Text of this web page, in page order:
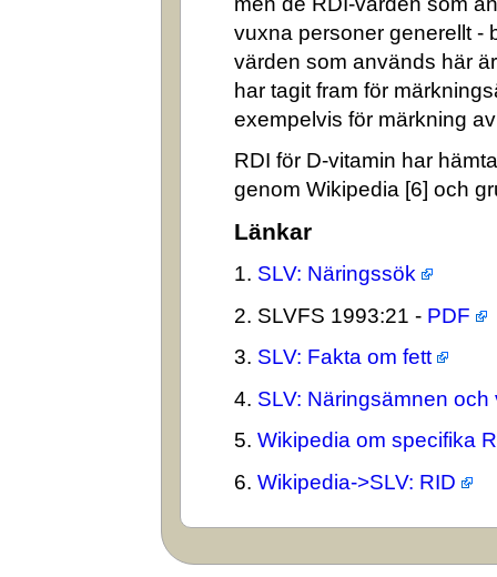
vuxna personer generellt -
värden som används här
har tagit fram för
exempelvis för märkning
RDI för D-vitamin har
genom Wikipedia [6] och
Länkar
1. SLV: Näringssök
2. SLVFS 1993:21 - PDF
3. SLV: Fakta om fett
4. SLV: Näringsämnen och
5. Wikipedia om specifika
6. Wikipedia->SLV: RID